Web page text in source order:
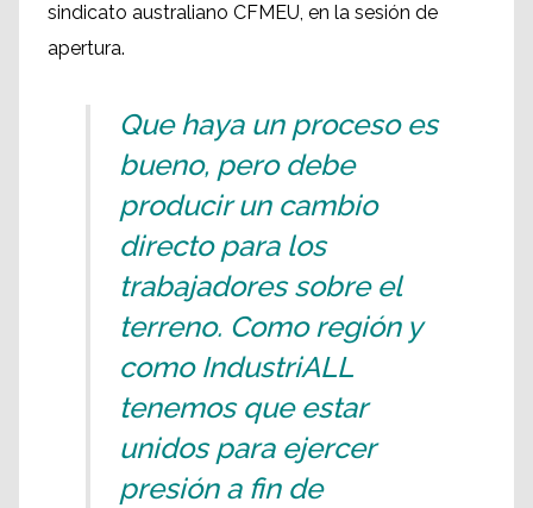
sindicato australiano CFMEU, en la sesión de
apertura.
Que haya un proceso es
bueno, pero debe
producir un cambio
directo para los
trabajadores sobre el
terreno. Como región y
como IndustriALL
tenemos que estar
unidos para ejercer
presión a fin de